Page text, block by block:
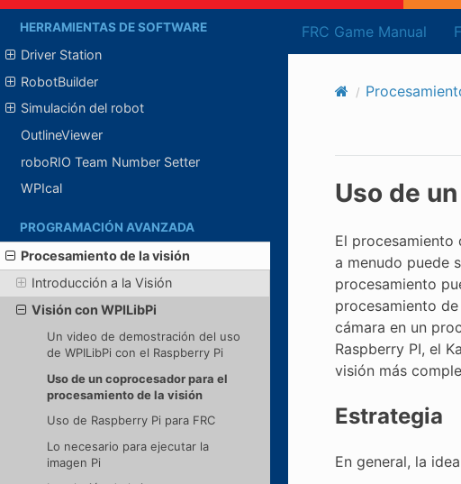
FRC Game Manual
HERRAMIENTAS DE SOFTWARE
Driver Station
RobotBuilder
Simulación del robot
OutlineViewer
roboRIO Team Number Setter
WPIcal
PROGRAMACIÓN AVANZADA
Procesamiento de la visión
Introducción a la Visión
Visión con WPILibPi
Un video de demostración del uso
de WPILibPi con el Raspberry Pi
Uso de un coprocesador para el
procesamiento de la visión
Uso de Raspberry Pi para FRC
Lo necesario para ejecutar la
imagen Pi
Uso de
El
a menudo puede
procesamiento
procesamiento
cámara en un
Raspberry PI, el
visión más
Estrategia
En general, la